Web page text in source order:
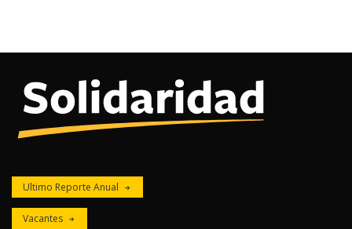
Ultimo Reporte Anual
Vacantes